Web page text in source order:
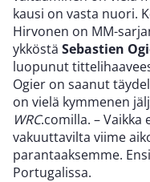
kausi on vasta nuori.
Hirvonen on MM-
ykköstä Sebastien
luopunut
Ogier on saanut
on vielä kymmenen
WRC.comilla. –
vakuuttavilta viime
parantaaksemme.
Portugalissa.